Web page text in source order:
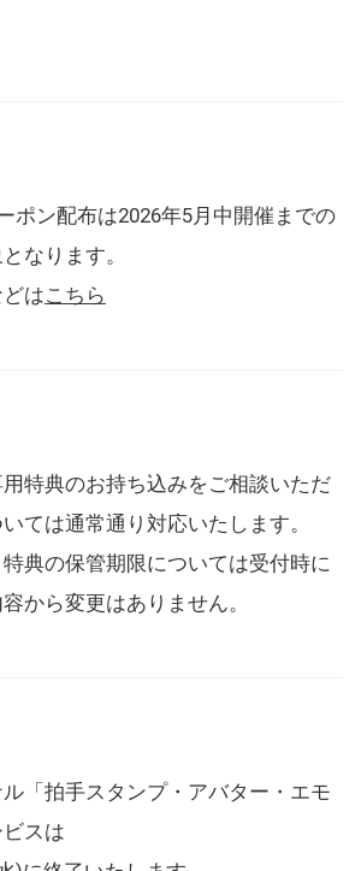
ポン配布は2026年5月中開催までの
なります。
はこちら
特典のお持ち込みをご相談いただ
ては通常通り対応いたします。
典の保管期限については受付時に
から変更はありません。
「拍手スタンプ・アバター・エモ
スは